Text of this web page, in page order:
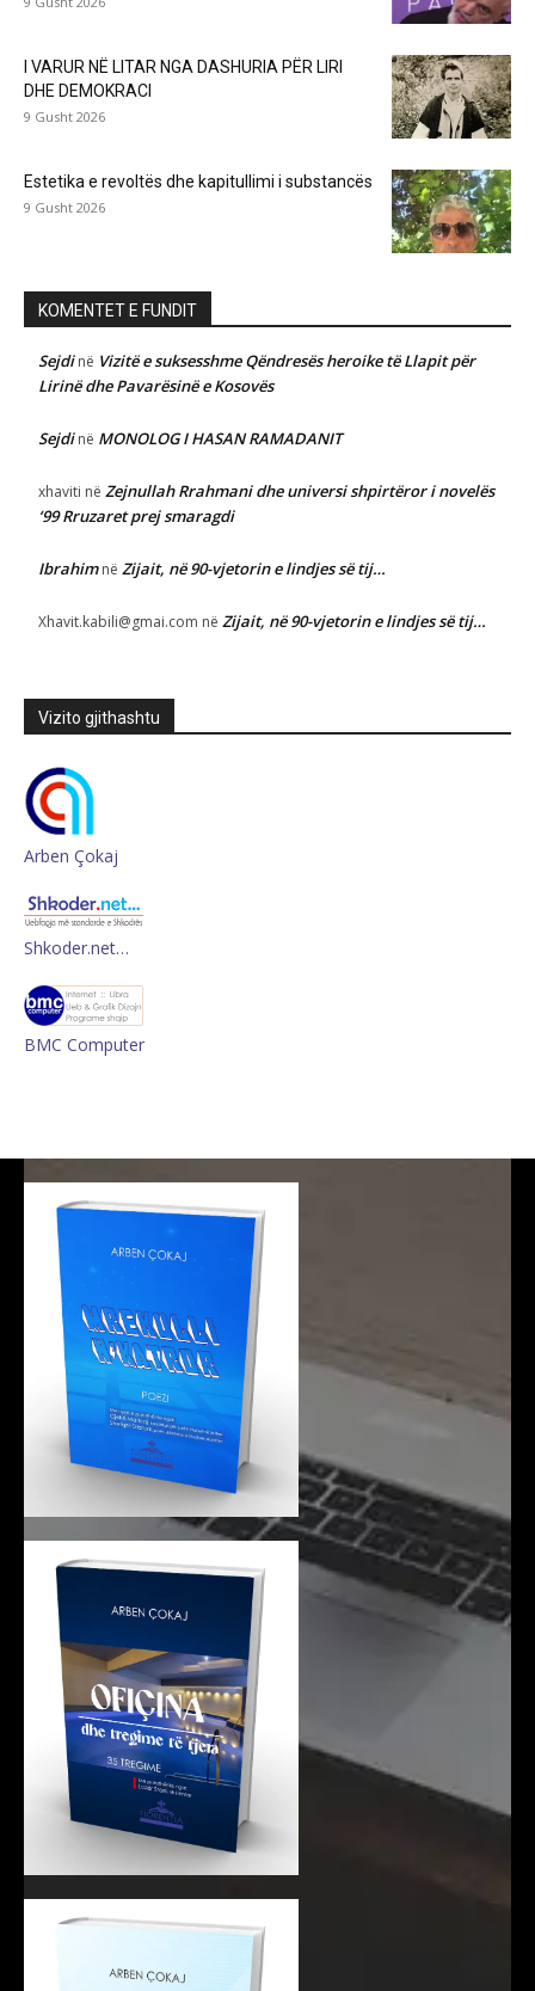
I VARUR NË LITAR NGA DASHURIA PËR LIRI
DHE DEMOKRACI
9 Gusht 2026
Estetika e revoltës dhe kapitullimi i substancës
9 Gusht 2026
KOMENTET E FUNDIT
Sejdinë Vizitë e suksesshme Qëndresës heroike të Llapit për
Lirinë dhe Pavarësinë e Kosovës
Sejdinë MONOLOG I HASAN RAMADANIT
xhaviti në Zejnullah Rrahmani dhe universi shpirtëror i novelës
‘99 Rruzaret prej smaragdi
Ibrahimnë Zijait, në 90-vjetorin e lindjes së tij…
Xhavit.kabili@gmai.com në Zijait, në 90-vjetorin e lindjes së tij…
Vizito gjithashtu
Arben Çokaj
Shkoder.net…
BMC Computer